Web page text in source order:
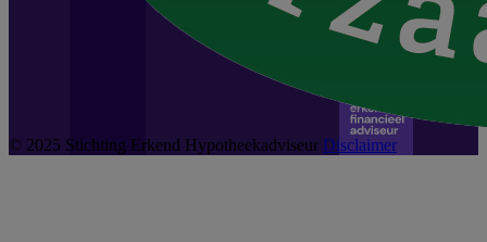
© 2025 Stichting Erkend Hypotheekadviseur Disclaimer